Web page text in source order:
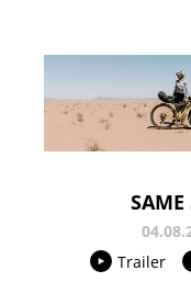
SAME
Trailer